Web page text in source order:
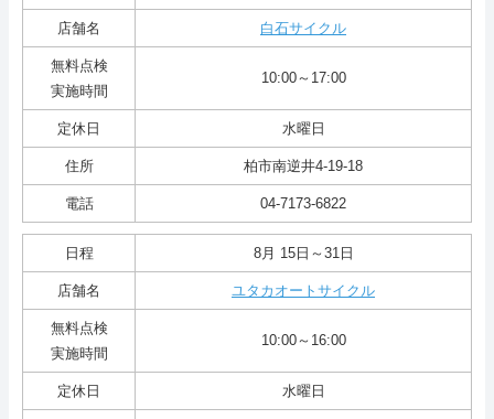
店舗名 白石サイクル
無料点検
実施時間
10:00～17:00
定休日 水曜日
住所 柏市南逆井4-19-18
電話 04-7173-6822
日程 8月 15日～31日
店舗名 ユタカオートサイクル
無料点検
実施時間
10:00～16:00
定休日 水曜日